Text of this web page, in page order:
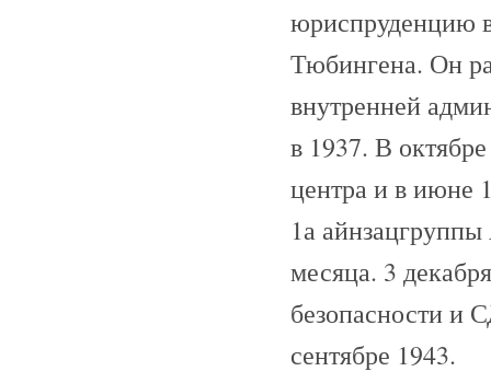
юриспруденцию
Тюбингена. Он
внутренней
в 1937. В
центра и в июне
1а
месяца. 3
безопасности и
сентябре 1943.